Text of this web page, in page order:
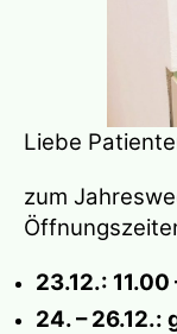
Liebe
zum
23.12.:
24. – 26.12.: